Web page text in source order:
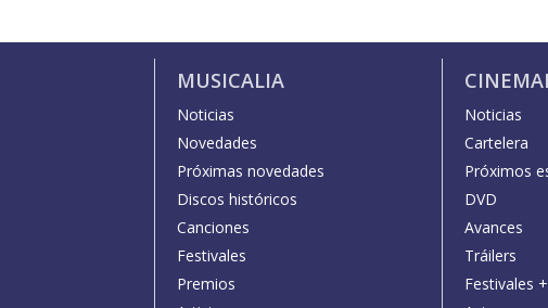
MUSICALIA
Noticias
Novedades
Próximas novedades
Discos históricos
Canciones
Festivales
Premios
Noticias
Cartelera
Próximos
DVD
Avances
Tráilers
Festivales